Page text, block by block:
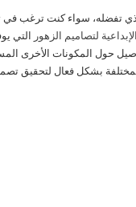
تفضله، سواء كنت ترغب في
لتصاميم الزهور
التي
حول المكونات الأخرى
بشكل فعال لتحقيق